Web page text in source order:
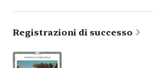
Registrazioni di successo